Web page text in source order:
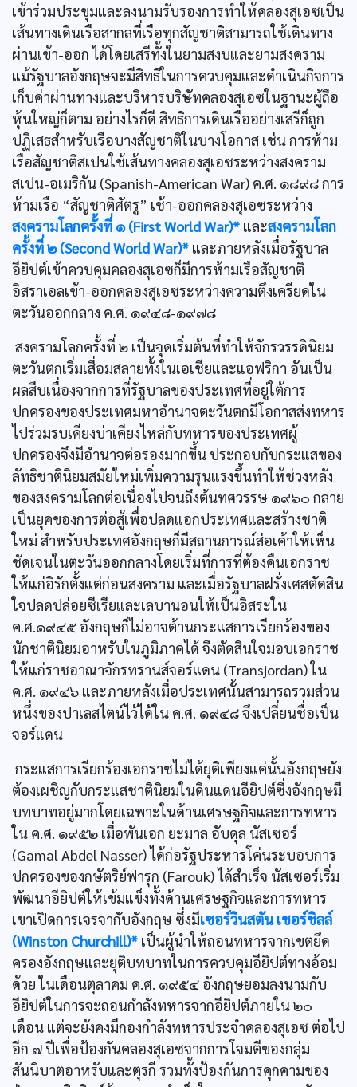
เข้าร่วมประขุมและลงนามรับรองการทำให้คลองสุเอซเป็น
เส้นทางเดินเรือสากลที่เรือทุกสัญชาติสามารถใช้เดินทาง
ผ่านเข้า-ออก ได้โดยเสรีทั้งในยามสงบและยามสงคราม
แม้รัฐบาลอังกฤษจะมีสิทธิในการควบคุมและดำเนินกิจการ
เก็บค่าผ่านทางและบริหารบริษัทคลองสุเอซในฐานะผู้ถือ
หุ้นใหญ่ก็ตาม อย่างไรก็ดี สิทธิการเดินเรืออย่างเสรีก็ถูก
ปฏิเสธสำหรับเรือบางสัญชาติในบางโอกาส เช่น การห้าม
เรือสัญชาติสเปนใช้เส้นทางคลองสุเอซระหว่างสงคราม
สเปน-อเมริกัน (Spanish-American War) ค.ศ. ๑๘๙๘ การ
ห้ามเรือ “สัญชาติศัตรู” เช้า-ออกคลองสุเอซระหว่าง
สงครามโลกครั้งที่ ๑ (First World War)* และสงครามโลก
ครั้งที่ ๒ (Second World War)* และภายหลังเมื่อรัฐบาล
อียิปต์เข้าควบคุมคลองสุเอซก็มีการห้ามเรือสัญชาติ
อิสราเอลเข้า-ออกคลองสุเอซระหว่างความตึงเครียดใน
ตะวันออกกลาง ค.ศ. ๑๙๔๘-๑๙๗๘
สงครามโลกครั้งที่ ๒ เป็นจุดเริ่มต้นที่ทำให้จักรวรรดินิยม
ตะวันตกเริ่มเสื่อมสลายทั้งในเอเชียและแอฟริกา อันเป็น
ผลสืบเนื่องจากการที่รัฐบาลของประเทศที่อยู่ใต้การ
ปกครองของประเทศมหาอำนาจตะวันตกมีโอกาสส่งทหาร
ไปร่วมรบเคียงบ่าเคียงไหล่กับทหารของประเทศผู้
ปกครองจึงมีอำนาจต่อรองมากขึ้น ประกอบกับกระแสของ
ลัทธิชาตินิยมสมัยใหม่เพิ่มความรุนแรงขึ้นทำให้ช่วงหลัง
ของสงครามโลกต่อเนื่องไปจนถึงต้นทศวรรษ ๑๙๖๐ กลาย
เป็นยุคของการต่อสู้เพื่อปลดแอกประเทศและสร้างชาติ
ใหม่ สำหรับประเทศอังกฤษก็มีสถานการณ์ส่อเค้าให้เห็น
ชัดเจนในตะวันออกกลางโดยเริ่มที่การที่ต้องคืนเอกราช
ให้แก่อิรักตั้งแต่ก่อนสงคราม และเมื่อรัฐบาลฝรั่งเศสตัดสิน
ใจปลดปล่อยซีเรียและเลบานอนให้เป็นอิสระใน
ค.ศ.๑๙๔๕ อังกฤษก็ไม่อาจต้านกระแสการเรียกร้องของ
นักชาตินิยมอาหรับในภูมิภาคได้ จึงตัดสินใจมอบเอกราช
ให้แก่ราชอาณาจักรทรานส์จอร์แดน (Transjordan) ใน
ค.ศ. ๑๙๔๖ และภายหลังเมื่อประเทศนั้นสามารถรวมส่วน
หนึ่งของปาเลสไตน์ไว้ได้ใน ค.ศ. ๑๙๔๘ จึงเปลี่ยนชื่อเป็น
จอร์แดน
กระแสการเรียกร้องเอกราชไม่ได้ยุติเพียงแค่นั้นอังกฤษยัง
ต้องเผชิญกับกระแสชาตินิยมในดินแดนอียิปต์ซึ่งอังกฤษมี
บทบาทอยู่มากโดยเฉพาะในด้านเศรษฐกิจและการทหาร
ใน ค.ศ. ๑๙๕๒ เมื่อพันเอก ยะมาล อับดุล นัสเซอร์
(Gamal Abdel Nasser) ได้ก่อรัฐประหารโค่นระบอบการ
ปกครองของกษัตริย์ฟารุก (Farouk) ได้สำเร็จ นัสเซอร์เริ่ม
พัฒนาอียิปต์ให้เข้มแข็งทั้งด้านเศรษฐกิจและการทหาร
เขาเปิดการเจรจากับอังกฤษ ซึ่งมีเซอร์วินสตัน เชอร์ชิลล์
(Winston Churchill)* เป็นผู้นำให้ถอนทหารจากเขตยึด
ครองอังกฤษและยุติบทบาทในการควบคุมอียิปต์ทางอ้อม
ด้วย ในเดือนตุลาคม ค.ศ. ๑๙๕๔ อังกฤษยอมลงนามกับ
อียิปต์ในการจะถอนกำลังทหารจากอียิปต์ภายใน ๒๐
เดือน แต่จะยังคงมีกองกำลังทหารประจำคลองสุเอซ ต่อไป
อีก ๗ ปีเพื่อป้องกันคลองสุเอซจากการโจมตีของกลุ่ม
สันนิบาตอาหรับและตุรกี รวมทั้งป้องกันการคุกคามของ